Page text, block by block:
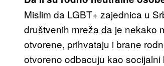
Mislim da LGBT+ zajednica u
društvenih mreža da je nekako
otvorene, prihvataju i brane
otvoreno odbacuju kao